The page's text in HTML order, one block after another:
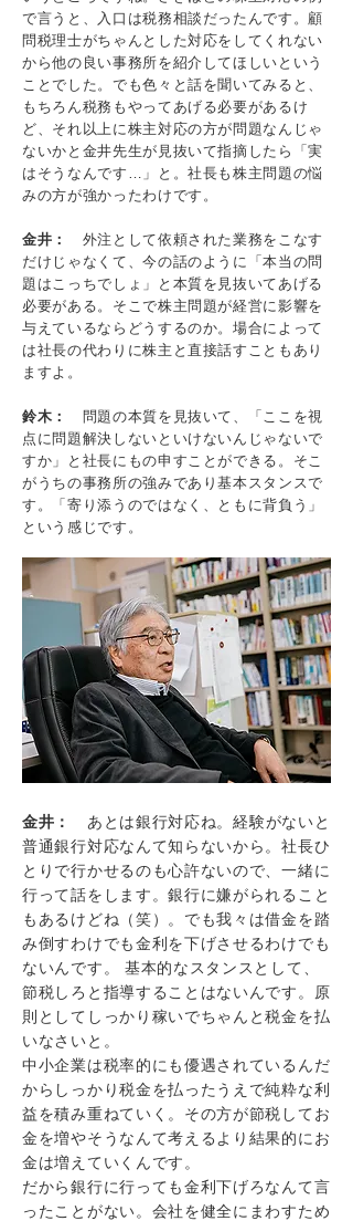
で言うと、入口は税務相談だったんです。顧
問税理士がちゃんとした対応をしてくれない
から他の良い事務所を紹介してほしいという
ことでした。でも色々と話を聞いてみると、
もちろん税務もやってあげる必要があるけ
ど、それ以上に株主対応の方が問題なんじゃ
ないかと金井先生が見抜いて指摘したら「実
はそうなんです…」と。社長も株主問題の悩
みの方が強かったわけです。
金井： 外注として依頼された業務をこなす
だけじゃなくて、今の話のように「本当の問
題はこっちでしょ」と本質を見抜いてあげる
必要がある。そこで株主問題が経営に影響を
与えているならどうするのか。場合によって
は社長の代わりに株主と直接話すこともあり
ますよ。
鈴木： 問題の本質を見抜いて、「ここを視
点に問題解決しないといけないんじゃないで
すか」と社長にもの申すことができる。そこ
がうちの事務所の強みであり基本スタンスで
す。「寄り添うのではなく、ともに背負う」
という感じです。
金井： あとは銀行対応ね。経験がないと
普通銀行対応なんて知らないから。社長ひ
とりで行かせるのも心許ないので、一緒に
行って話をします。銀行に嫌がられること
もあるけどね（笑）。でも我々は借金を踏
み倒すわけでも金利を下げさせるわけでも
ないんです。 基本的なスタンスとして、
節税しろと指導することはないんです。原
則としてしっかり稼いでちゃんと税金を払
いなさいと。
中小企業は税率的にも優遇されているんだ
からしっかり税金を払ったうえで純粋な利
益を積み重ねていく。その方が節税してお
金を増やそうなんて考えるより結果的にお
金は増えていくんです。
だから銀行に行っても金利下げろなんて言
ったことがない。会社を健全にまわすため